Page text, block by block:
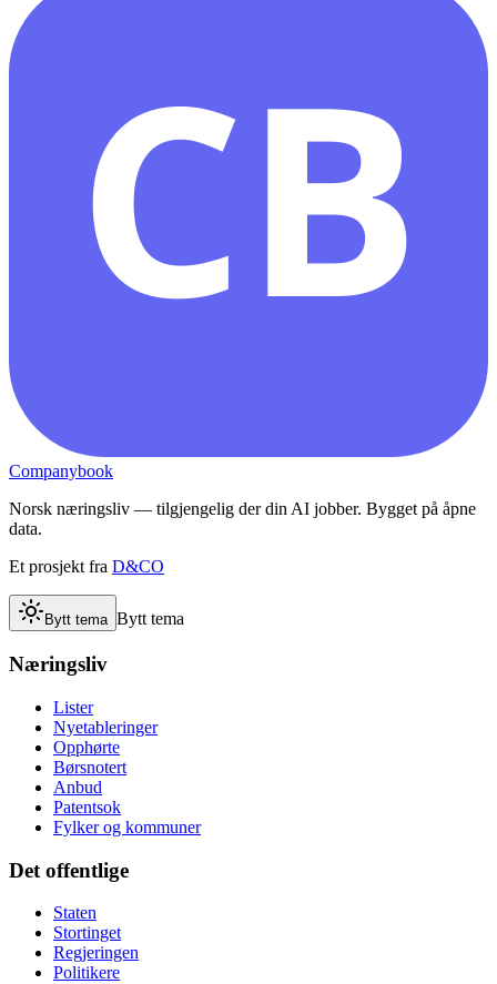
CB
Companybook
Norsk næringsliv — tilgjengelig der din AI jobber. Bygget på åpne
data.
Et prosjekt fra D&CO
Bytt tema Bytt tema
Næringsliv
Lister
Nyetableringer
Opphørte
Børsnotert
Anbud
Patentsok
Fylker og kommuner
Det offentlige
Staten
Stortinget
Regjeringen
Politikere